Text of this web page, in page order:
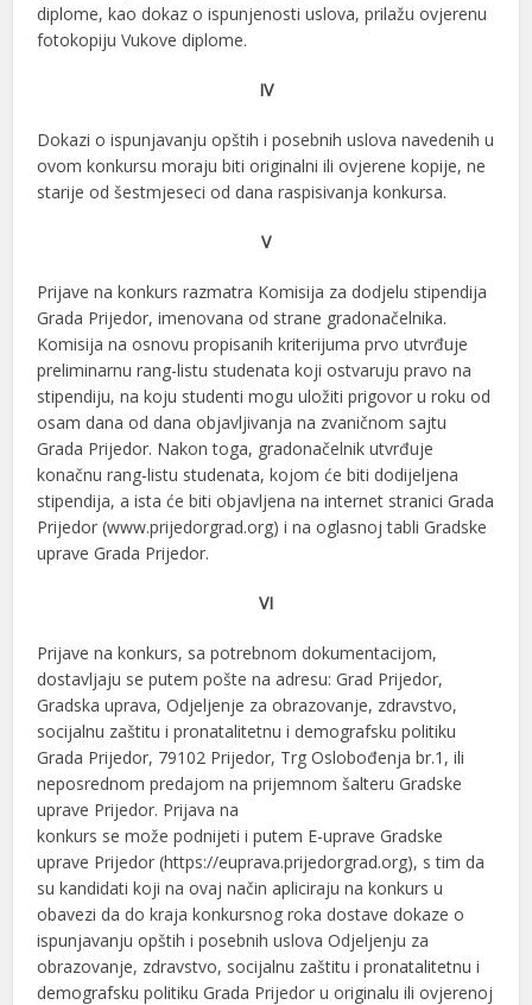
diplome, kao dokaz o ispunjenosti uslova, prilažu ovjerenu
fotokopiju Vukove diplome.
IV
Dokazi o ispunjavanju opštih i posebnih uslova navedenih u
ovom konkursu moraju biti originalni ili ovjerene kopije, ne
starije od šestmjeseci od dana raspisivanja konkursa.
V
Prijave na konkurs razmatra Komisija za dodjelu stipendija
Grada Prijedor, imenovana od strane gradonačelnika.
Komisija na osnovu propisanih kriterijuma prvo utvrđuje
preliminarnu rang-listu studenata koji ostvaruju pravo na
stipendiju, na koju studenti mogu uložiti prigovor u roku od
osam dana od dana objavljivanja na zvaničnom sajtu
Grada Prijedor. Nakon toga, gradonačelnik utvrđuje
konačnu rang-listu studenata, kojom će biti dodijeljena
stipendija, a ista će biti objavljena na internet stranici Grada
Prijedor (www.prijedorgrad.org) i na oglasnoj tabli Gradske
uprave Grada Prijedor.
VI
Prijave na konkurs, sa potrebnom dokumentacijom,
dostavljaju se putem pošte na adresu: Grad Prijedor,
Gradska uprava, Odjeljenje za obrazovanje, zdravstvo,
socijalnu zaštitu i pronatalitetnu i demografsku politiku
Grada Prijedor, 79102 Prijedor, Trg Oslobođenja br.1, ili
neposrednom predajom na prijemnom šalteru Gradske
uprave Prijedor. Prijava na
konkurs se može podnijeti i putem E-uprave Gradske
uprave Prijedor (https://euprava.prijedorgrad.org), s tim da
su kandidati koji na ovaj način apliciraju na konkurs u
obavezi da do kraja konkursnog roka dostave dokaze o
ispunjavanju opštih i posebnih uslova Odjeljenju za
obrazovanje, zdravstvo, socijalnu zaštitu i pronatalitetnu i
demografsku politiku Grada Prijedor u originalu ili ovjerenoj